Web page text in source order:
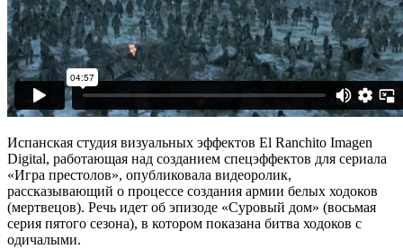
Испанская студия визуальных эффектов El Ranchito Imagen
Digital, работающая над созданием спецэффектов для сериала
«Игра престолов», опубликовала видеоролик,
рассказывающий о процессе создания армии белых ходоков
(мертвецов). Речь идет об эпизоде «Суровый дом» (восьмая
серия пятого сезона), в котором показана битва ходоков с
одичалыми.